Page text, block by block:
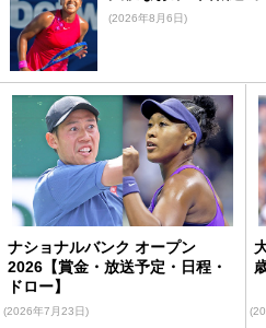
(2026年8月6日)
ナショナルバンク オープン
2026【賞金・放送予定・日程・
ドロー】
(2026年7月23日)